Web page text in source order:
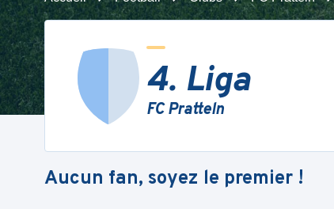
4. Liga
FC Pratteln
Aucun fan, soyez le premier !